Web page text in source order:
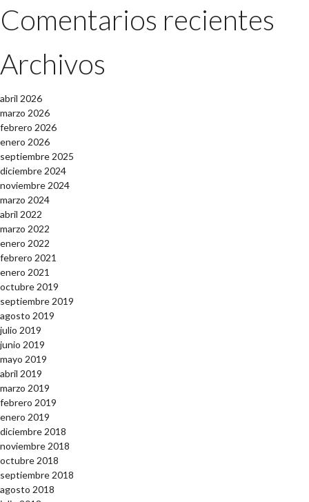
Comentarios recientes
Archivos
abril 2026
marzo 2026
febrero 2026
enero 2026
septiembre 2025
diciembre 2024
noviembre 2024
marzo 2024
abril 2022
marzo 2022
enero 2022
febrero 2021
enero 2021
octubre 2019
septiembre 2019
agosto 2019
julio 2019
junio 2019
mayo 2019
abril 2019
marzo 2019
febrero 2019
enero 2019
diciembre 2018
noviembre 2018
octubre 2018
septiembre 2018
agosto 2018